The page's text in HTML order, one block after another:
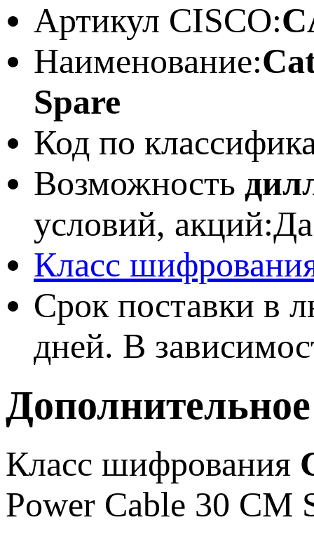
Артикул CISCO:
Наименование:
Spare
Код по
Возможность
условий, акций:Да
Класс
Срок поставки в
дней. В
Класс шифрования
Power Cable 30 CM